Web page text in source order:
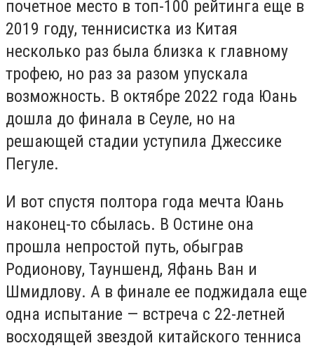
почетное место в топ-100 рейтинга еще в
2019 году, теннисистка из Китая
несколько раз была близка к главному
трофею, но раз за разом упускала
возможность. В октябре 2022 года Юань
дошла до финала в Сеуле, но на
решающей стадии уступила Джессике
Пегуле.
И вот спустя полтора года мечта Юань
наконец-то сбылась. В Остине она
прошла непростой путь, обыграв
Родионову, Тауншенд, Яфань Ван и
Шмидлову. А в финале ее поджидала еще
одна испытание — встреча с 22-летней
восходящей звездой китайского тенниса